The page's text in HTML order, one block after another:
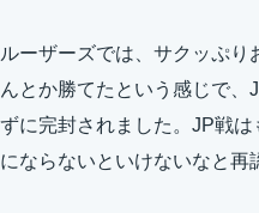
ルーザーズでは、サクッぷ
んとか勝てたという感じで、
ずに完封されました。JP戦
にならないといけないなと再